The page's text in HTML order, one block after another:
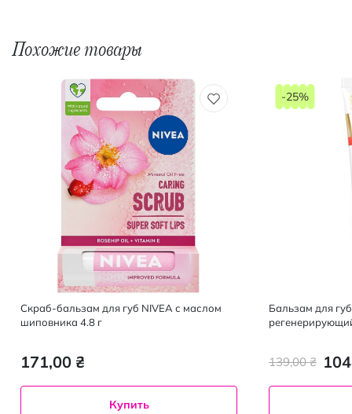
Похожие товары
Скраб-бальзам для губ NIVEA с маслом
шиповника 4.8 г
171,00 ₴
Купить
Бальзам для
139,00 ₴
-25%